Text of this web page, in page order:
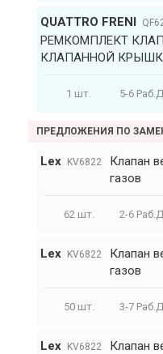
QUATTRO FRENI
РЕМКОМПЛЕКТ
КЛАПАННОЙ
1 шт. 5-6
ПРЕДЛОЖЕНИЯ ПО
Lex KV6822
Клапан
газов
62 шт. 2-6
Lex KV6822
Клапан
газов
50 шт. 3-7
Lex KV6822
Клапан